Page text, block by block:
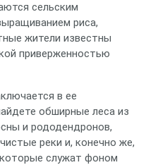
сельским
риса,
жители известны
приверженностью
в ее
обширные леса из
и рододендронов,
реки и, конечно же,
служат фоном